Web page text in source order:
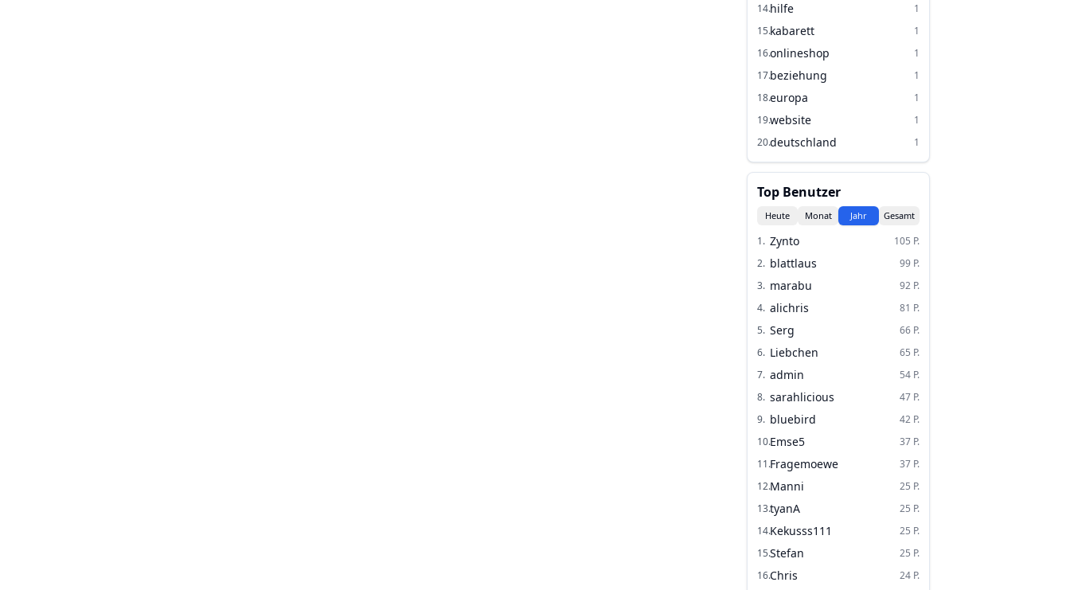
14.hilfe
1
15.kabarett
1
16.onlineshop
1
17.beziehung
1
18.europa
1
19.website
1
20.deutschland 1
Top Benutzer
Heute Monat Jahr Gesamt
1. Zynto 105 P.
2. blattlaus 99 P.
3. marabu 92 P.
4. alichris 81 P.
5. Serg 66 P.
6. Liebchen 65 P.
7. admin 54 P.
8. sarahlicious 47 P.
9. bluebird 42 P.
10.Emse5 37 P.
11.Fragemoewe 37 P.
12.Manni 25 P.
13.tyanA 25 P.
14.Kekusss111 25 P.
15.Stefan 25 P.
16.Chris 24 P.